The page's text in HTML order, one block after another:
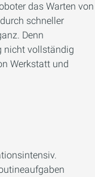
das Warten von
schneller
Denn
nicht vollständig
Werkstatt und